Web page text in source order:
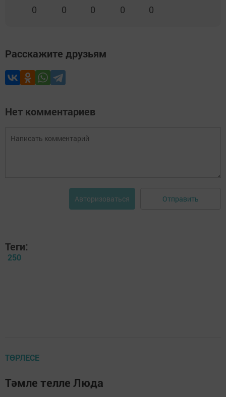
0 0 0 0 0
Расскажите друзьям
Нет комментариев
Авторизоваться Отправить
Теги:
250
ТӨРЛЕСЕ
Тәмле телле Люда